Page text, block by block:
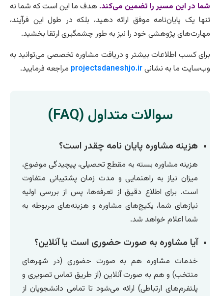
شما در این مسیر را تضمین می‌کند. هدف ما این است که شما نه
تنها یک پایان‌نامه موفق ارائه دهید، بلکه در طول این فرآیند،
مهارت‌های پژوهشی خود را نیز به طور چشمگیری ارتقا بخشید.
برای کسب اطلاعات بیشتر و دریافت مشاوره تخصصی می‌توانید به
وب‌سایت ما به نشانیprojectsdaneshjo.ir مراجعه فرمایید.
سوالات متداول (FAQ)
هزینه مشاوره پایان نامه چقدر است؟
هزینه مشاوره بسته به مقطع تحصیلی، پیچیدگی موضوع،
میزان نیاز به راهنمایی و مدت زمان پشتیبانی متفاوت
است. برای اطلاع دقیق از تعرفه‌ها، پس از بررسی اولیه
نیازهای شما، پکیج‌های مشاوره و هزینه‌های مربوطه به
شما اعلام خواهد شد.
آیا مشاوره به صورت حضوری است یا آنلاین؟
خدمات مشاوره هم به صورت حضوری (در شهرهای
منتخب) و هم به صورت آنلاین (از طریق تماس تصویری و
پلتفرم‌های ارتباطی) ارائه می‌شود تا تمامی دانشجویان از